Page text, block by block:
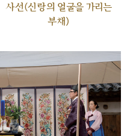
사선(신랑의 얼굴을 가리는
부채)